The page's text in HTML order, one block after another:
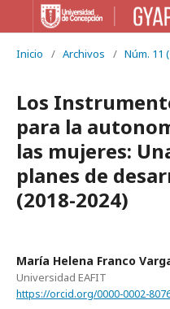
Inicio / Archivos / Núm. 11
Los
para la
las mujeres:
planes de
(2018-2024)
María Helena Franco
Universidad EAFIT
https://orcid.org/0000-0002-